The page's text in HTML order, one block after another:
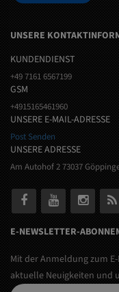
UNSERE
KUNDENDIENST
+49 7161 6567199
GSM
+4915165461960
UNSERE E-MAIL-ADRESSE
Post Senden
UNSERE ADRESSE
Am Autohof 2 73037
E-NEWSLETTER-
Mit der Anmeldung zum
aktuelle Neuigkeiten und